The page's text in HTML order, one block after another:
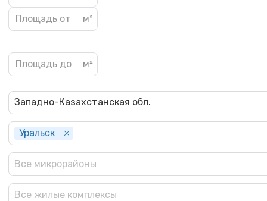
Западно-Казахстанская обл.
Уральск
Все микрорайоны
Все жилые комплексы